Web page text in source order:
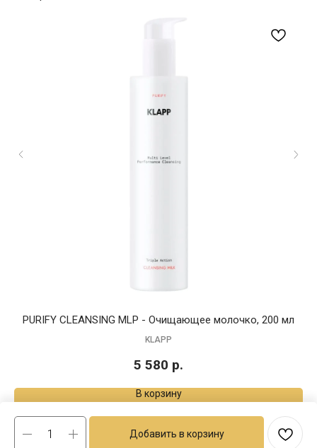
Добавить в корзину
PURIFY CLEANSING MLP - Очищающее молочко, 200 мл
KLAPP
5 580 р.
В корзину